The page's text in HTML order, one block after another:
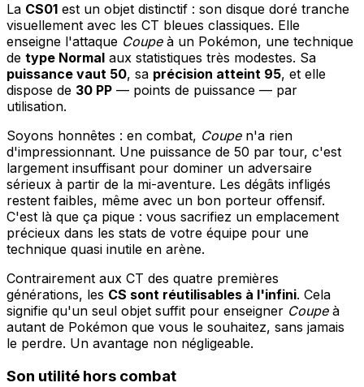
La CS01 est un objet distinctif : son disque doré tranche
visuellement avec les CT bleues classiques. Elle
enseigne l'attaque Coupeà un Pokémon, une technique
de type Normal aux statistiques très modestes. Sa
puissance vaut 50, sa précision atteint 95, et elle
dispose de 30 PP — points de puissance — par
utilisation.
Soyons honnêtes : en combat, Coupen'a rien
d'impressionnant. Une puissance de 50 par tour, c'est
largement insuffisant pour dominer un adversaire
sérieux à partir de la mi-aventure. Les dégâts infligés
restent faibles, même avec un bon porteur offensif.
C'est là que ça pique : vous sacrifiez un emplacement
précieux dans les stats de votre équipe pour une
technique quasi inutile en arène.
Contrairement aux CT des quatre premières
générations, les CS sont réutilisables à l'infini. Cela
signifie qu'un seul objet suffit pour enseigner Coupeà
autant de Pokémon que vous le souhaitez, sans jamais
le perdre. Un avantage non négligeable.
Son utilité hors combat